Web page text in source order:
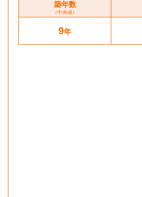
築年数
（中央値）
9年